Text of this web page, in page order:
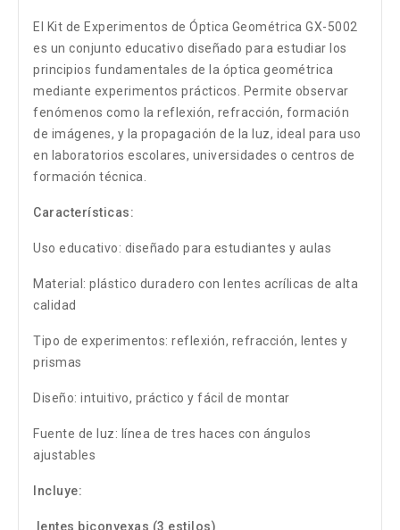
El Kit de Experimentos de Óptica Geométrica GX-5002
es un conjunto educativo diseñado para estudiar los
principios fundamentales de la óptica geométrica
mediante experimentos prácticos. Permite observar
fenómenos como la reflexión, refracción, formación
de imágenes, y la propagación de la luz, ideal para uso
en laboratorios escolares, universidades o centros de
formación técnica.
Características:
Uso educativo: diseñado para estudiantes y aulas
Material: plástico duradero con lentes acrílicas de alta
calidad
Tipo de experimentos: reflexión, refracción, lentes y
prismas
Diseño: intuitivo, práctico y fácil de montar
Fuente de luz: línea de tres haces con ángulos
ajustables
Incluye:
lentes biconvexas (3 estilos)